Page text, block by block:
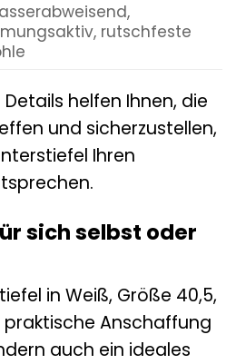
rutschfeste
helfen Ihnen, die
und sicherzustellen,
Ihren
sich selbst oder
in Weiß, Größe 40,5,
Anschaffung
auch ein ideales